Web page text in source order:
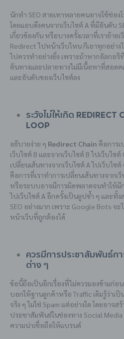
นักทำ SEO สายเทาหลายคนอาจใช้ช่อง
โดยแอบดึงคนจากเว็บไซต์ A ที่มีอันดับ
เกี่ยวข้องกัน หรือบางครั้งเวลาที่เราย้าย
Redirect ไปหน้าเว็บไหน ก็เอาทุกอย่าง
ไปควรทำอย่างยิ่ง เพราะถ้าหากอัลกอริ
ต้นทางและปลายทางไม่มีเนื้อหาที่สอด
และอันดับของเว็บไซต์ลง
ระวังไม่ให้เกิด
Loop
อธิบายง่าย ๆ Redirect Chain คือการเ
เว็บไซต์ B และจากเว็บไซต์ B ไปเว็บไซ
เปลี่ยนเส้นทางจากเว็บไซต์ A ไปเว็บไซต์
คือการที่เราทำการเปลี่ยนเส้นทางจากเ
หรือระบบอาจมีการผิดพลาดจนทำให้มีก
ไปเว็บไซต์ A อีกครั้งเป็นลูปซ้ำ ๆ และทั้
SEO อย่างมาก เพราะ Google Bots จะ
หน้าเว็บที่ถูกต้องได้
ควรมีการประชาสัมพันธ์กา
ต่าง ๆ
ข้อนี้ถือเป็นอีกเรื่องที่ไม่ควรมองข้ามก่อ
บอกให้ฐานลูกค้าหรือ Traffic เดิมรู้ว่าเป็
จริง ๆ ไม่ใช่ Spam แต่อย่างใด โดยอาจ
ประชาสัมพันธ์ในช่องทาง Social Media
ความน่าเชื่อถือให้แบรนด์